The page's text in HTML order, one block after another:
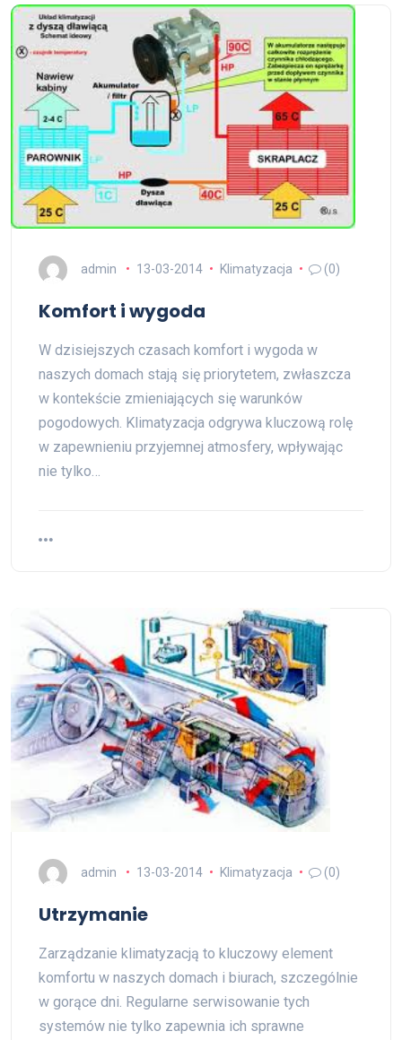
admin 13-03-2014 Klimatyzacja (0)
Komfort i wygoda
W dzisiejszych czasach komfort i wygoda w
naszych domach stają się priorytetem, zwłaszcza
w kontekście zmieniających się warunków
pogodowych. Klimatyzacja odgrywa kluczową rolę
w zapewnieniu przyjemnej atmosfery, wpływając
nie tylko…
admin 13-03-2014 Klimatyzacja (0)
Utrzymanie
Zarządzanie klimatyzacją to kluczowy element
komfortu w naszych domach i biurach, szczególnie
w gorące dni. Regularne serwisowanie tych
systemów nie tylko zapewnia ich sprawne